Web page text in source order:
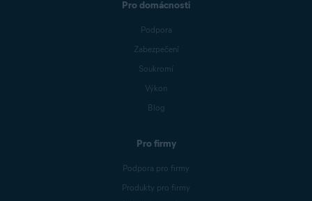
Pro domácnosti
Podpora
Zabezpečení
Soukromí
Výkon
Blog
Pro firmy
Podpora pro firmy
Produkty pro firmy